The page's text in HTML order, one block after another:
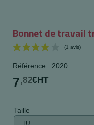
Bonnet de travail
Référence : 2020
7,82€HT
Taille